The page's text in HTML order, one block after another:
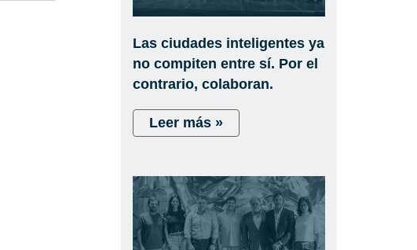
Las ciudades inteligentes ya
no compiten entre sí. Por el
contrario, colaboran.
Leer más »